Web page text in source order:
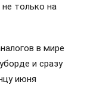
только на
в мире
и сразу
июня